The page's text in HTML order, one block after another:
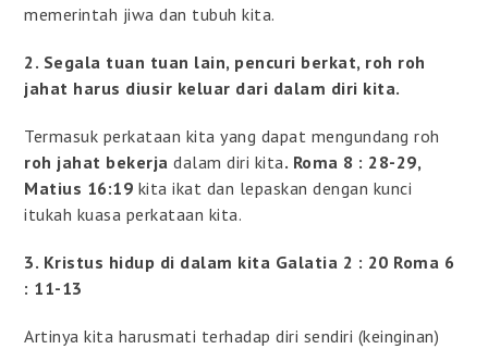
memerintah jiwa dan tubuh kita.
2. Segala tuan tuan lain, pencuri berkat, roh roh
jahat harus diusir keluar dari dalam diri kita.
Termasuk perkataan kita yang dapat mengundang roh
roh jahat bekerjadalam diri kita. Roma 8 : 28-29,
Matius 16:19 kita ikat dan lepaskan dengan kunci
itukah kuasa perkataan kita.
3. Kristus hidup di dalam kita Galatia 2 : 20 Roma 6
: 11-13
Artinya kita harusmati terhadap diri sendiri (keinginan)